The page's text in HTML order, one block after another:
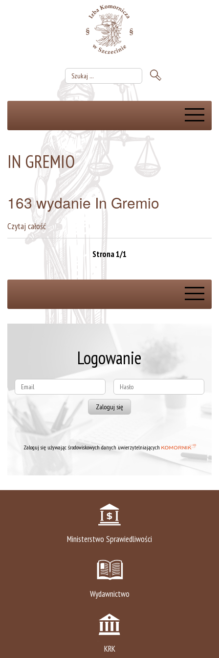
IN GREMIO
163 wydanie In Gremio
Czytaj całość
Strona 1/1
Logowanie
Zaloguj się używając środowiskowych danych uwierzytelniających
Ministerstwo Sprawiedliwości
Wydawnictwo
KRK